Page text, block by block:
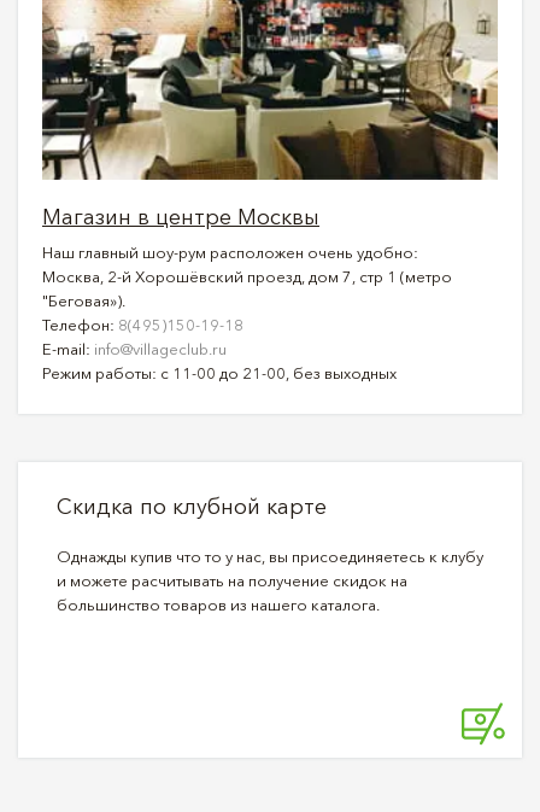
Магазин в центре Москвы
Наш главный шоу-рум расположен очень удобно:
Москва, 2-й Хорошёвский проезд, дом 7, стр 1 (метро
"Беговая»).
Телефон: 8(495)150-19-18
E-mail: info@villageclub.ru
Режим работы: с 11-00 до 21-00, без выходных
Скидка по клубной карте
Однажды купив что то у нас, вы присоединяетесь к клубу
и можете расчитывать на получение скидок на
большинство товаров из нашего каталога.